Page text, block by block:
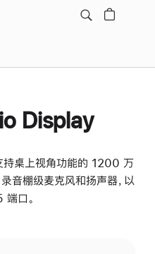
Display
持桌上视角功能的 1200 万
音棚级麦克风和扬声器，以
口。